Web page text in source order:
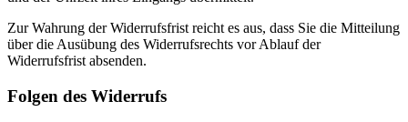
Zur Wahrung der Widerrufsfrist reicht es aus, dass Sie die Mitteilung
über die Ausübung des Widerrufsrechts vor Ablauf der
Widerrufsfrist absenden.
Folgen des Widerrufs